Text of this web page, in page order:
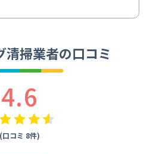
清掃業者の口コミ
4.6
(口コミ 8件)